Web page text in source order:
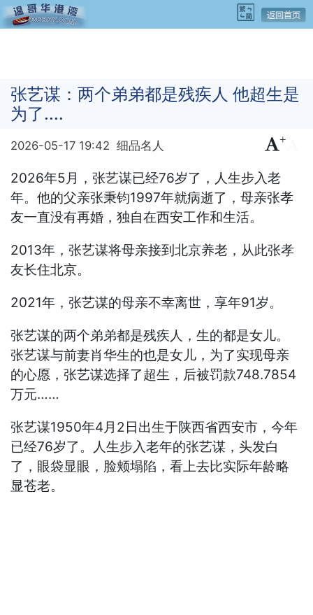
张艺谋：两个弟弟都是残疾人 他超生是
为了....
2026-05-17 19:42 细品名人 +
2026年5月，张艺谋已经76岁了，人生步入老
年。他的父亲张秉钧1997年就病逝了，母亲张孝
友一直没有再婚，独自在西安工作和生活。
2013年，张艺谋将母亲接到北京养老，从此张孝
友长住北京。
2021年，张艺谋的母亲不幸离世，享年91岁。
张艺谋的两个弟弟都是残疾人，生的都是女儿。
张艺谋与前妻肖华生的也是女儿，为了实现母亲
的心愿，张艺谋选择了超生，后被罚款748.7854
万元……
张艺谋1950年4月2日出生于陕西省西安市，今年
已经76岁了。人生步入老年的张艺谋，头发白
了，眼袋显眼，脸颊塌陷，看上去比实际年龄略
显苍老。